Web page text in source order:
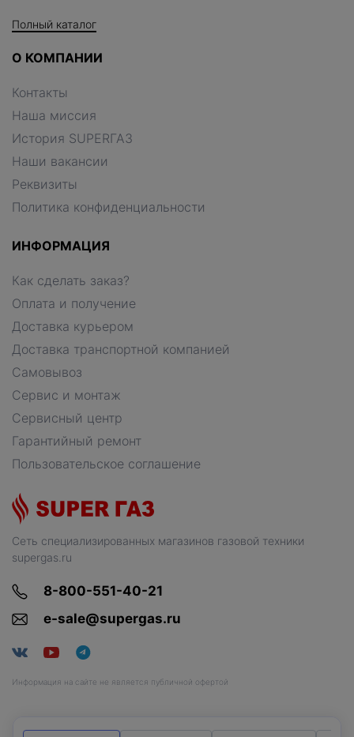
Сеть специализированных магазинов газовой техники
supergas.ru
8-800-551-40-21
e-sale@supergas.ru
Информация на сайте не является публичной офертой
Полный каталог
О КОМПАНИИ
Контакты
Наша миссия
История SUPERГАЗ
Наши вакансии
Реквизиты
Политика конфиденциальности
ИНФОРМАЦИЯ
Как сделать заказ?
Оплата и получение
Доставка курьером
Доставка транспортной компанией
Самовывоз
Сервис и монтаж
Сервисный центр
Гарантийный ремонт
Пользовательское соглашение